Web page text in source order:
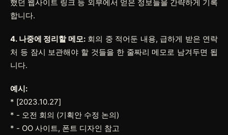
했던 웹사이트 링크 등 외부에서 얻은 정보들을 간략하게 기록
합니다.
4. 나중에 정리할 메모:회의 중 적어둔 내용, 급하게 받은 연락
처 등 잠시 보관해야 할 것들을 한 줄짜리 메모로 남겨두면 됩
니다.
예시:
* [2023.10.27]
* - 오전 회의 (기획안 수정 논의)
* - OO 사이트, 폰트 디자인 참고